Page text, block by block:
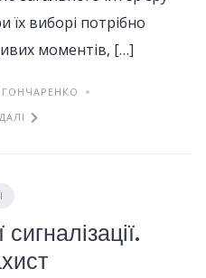
виборі потрібно
моментів, […]